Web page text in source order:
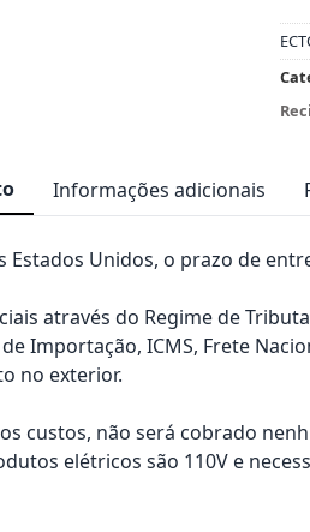
Informações adicionais
Unidos, o prazo de
através do Regime de
Importação, ICMS, Frete
no exterior.
custos, não será cobrado
elétricos são 110V e